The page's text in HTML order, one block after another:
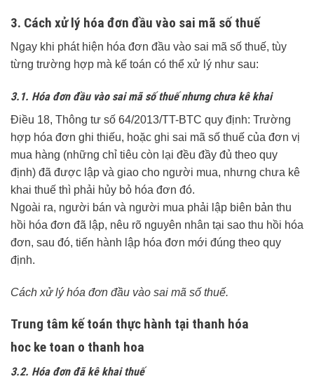
3. Cách xử lý hóa đơn đầu vào sai mã số thuế
Ngay khi phát hiện hóa đơn đầu vào sai mã số thuế, tùy
từng trường hợp mà kế toán có thể xử lý như sau:
3.1. Hóa đơn đầu vào sai mã số thuế nhưng chưa kê khai
Điều 18, Thông tư số 64/2013/TT-BTC quy định: Trường
hợp hóa đơn ghi thiếu, hoặc ghi sai mã số thuế của đơn vị
mua hàng (những chỉ tiêu còn lại đều đầy đủ theo quy
định) đã được lập và giao cho người mua, nhưng chưa kê
khai thuế thì phải hủy bỏ hóa đơn đó.
Ngoài ra, người bán và người mua phải lập biên bản thu
hồi hóa đơn đã lập, nêu rõ nguyên nhân tại sao thu hồi hóa
đơn, sau đó, tiến hành lập hóa đơn mới đúng theo quy
định.
Cách xử lý hóa đơn đầu vào sai mã số thuế.
Trung tâm kế toán thực hành tại thanh hóa
hoc ke toan o thanh hoa
3.2. Hóa đơn đã kê khai thuế